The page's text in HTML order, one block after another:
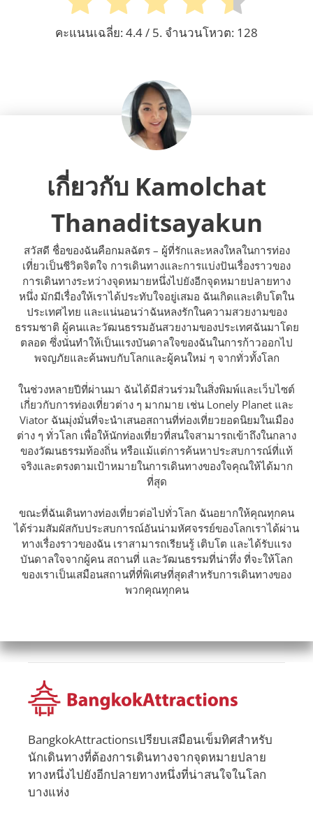
คะแนนเฉลี่ย:4.4/ 5. จำนวนโหวต: 128
เกี่ยวกับ Kamolchat
Thanaditsayakun
สวัสดี ชื่อของฉันคือกมลฉัตร – ผู้ที่รักและหลงใหลในการท่อง
เที่ยวเป็นชีวิตจิตใจ การเดินทางและการแบ่งปันเรื่องราวของ
การเดินทางระหว่างจุดหมายหนึ่งไปยังอีกจุดหมายปลายทาง
หนึ่ง มักมีเรื่องให้เราได้ประทับใจอยู่เสมอ ฉันเกิดและเติบโตใน
ประเทศไทย และแน่นอนว่าฉันหลงรักในความสวยงามของ
ธรรมชาติ ผู้คนและวัฒนธรรมอันสวยงามของประเทศฉันมาโดย
ตลอด ซึ่งนั่นทำให้เป็นแรงบันดาลใจของฉันในการก้าวออกไป
พจญภัยและค้นพบกับโลกและผู้คนใหม่ ๆ จากทั่วทั้งโลก
ในช่วงหลายปีที่ผ่านมา ฉันได้มีส่วนร่วมในสิ่งพิมพ์และเว็บไซต์
เกี่ยวกับการท่องเที่ยวต่าง ๆ มากมาย เช่น Lonely Planet และ
Viator ฉันมุ่งมั่นที่จะนำเสนอสถานที่ท่องเที่ยวยอดนิยมในเมือง
ต่าง ๆ ทั่วโลก เพื่อให้นักท่องเที่ยวที่สนใจสามารถเข้าถึงในกลาง
ของวัฒนธรรมท้องถิ่น หรือแม้แต่การค้นหาประสบการณ์ที่แท้
จริงและตรงตามเป้าหมายในการเดินทางของใจคุณให้ได้มาก
ที่สุด
ขณะที่ฉันเดินทางท่องเที่ยวต่อไปทั่วโลก ฉันอยากให้คุณทุกคน
ได้ร่วมสัมผัสกับประสบการณ์อันน่ามหัศจรรย์ของโลกเราได้ผ่าน
ทางเรื่องราวของฉัน เราสามารถเรียนรู้ เติบโต และได้รับแรง
บันดาลใจจากผู้คน สถานที่ และวัฒนธรรมที่น่าทึ่ง ที่จะให้โลก
ของเราเป็นเสมือนสถานที่ที่พิเศษที่สุดสำหรับการเดินทางของ
พวกคุณทุกคน
BangkokAttractionsเปรียบเสมือนเข็มทิศสำหรับ
นักเดินทางที่ต้องการเดินทางจากจุดหมายปลาย
ทางหนึ่งไปยังอีกปลายทางหนึ่งที่น่าสนใจในโลก
บางแห่ง